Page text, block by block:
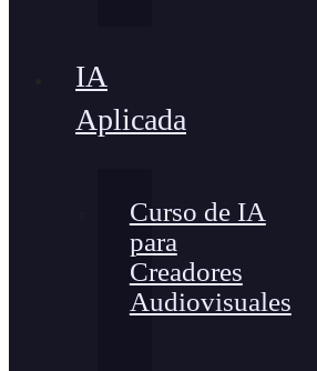
IA
Aplicada
Curso de IA
para
Creadores
Audiovisuales